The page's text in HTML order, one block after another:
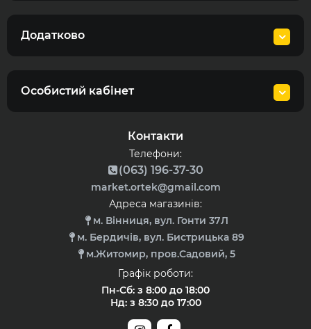
Додатково
Особистий кабінет
Контакти
Телефони:
(063) 196-37-30
market.ortek@gmail.com
Адреса магазинів:
м. Вінниця, вул. Гонти 37Л
м. Бердичів, вул. Бистрицька 89
м.Житомир, пров.Садовий, 5
Графік роботи:
Пн-Сб: з 8:00 до 18:00
Нд: з 8:30 до 17:00